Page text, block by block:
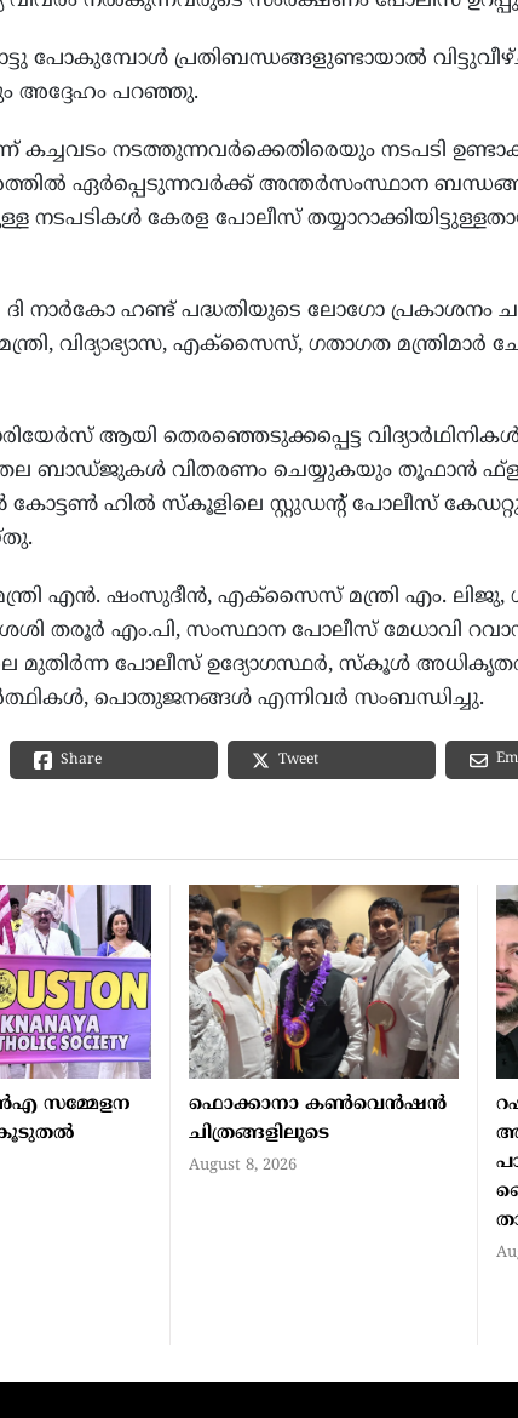
പോകുമ്പോള്‍ പ്രതിബന്ധങ്ങളുണ്ടായാല്‍
അദ്ദേഹം പറഞ്ഞു.
കച്ചവടം നടത്തുന്നവര്‍ക്കെതിരെയും നടപടി
ഏര്‍പ്പെടുന്നവര്‍ക്ക് അന്തര്‍സംസ്ഥാന
നടപടികള്‍ കേരള പോലീസ്
നാര്‍കോ ഹണ്ട് പദ്ധതിയുടെ ലോഗോ പ്രകാശനം
വിദ്യാഭ്യാസ, എക്സൈസ്, ഗതാഗത മന്ത്രിമാര്‍
ആയി തെരഞ്ഞെടുക്കപ്പെട്ട
ബാഡ്ജുകള്‍ വിതരണം ചെയ്യുകയും തൂഫാന്‍
കോട്ടണ്‍ ഹില്‍ സ്കൂളിലെ സ്റ്റുഡന്‍റ് പോലീസ്
എന്‍. ഷംസുദീന്‍, എക്സൈസ് മന്ത്രി എം.
ശശി തരൂര്‍ എം.പി, സംസ്ഥാന പോലീസ് മേധാവി
മുതിര്‍ന്ന പോലീസ് ഉദ്യോഗസ്ഥര്‍, സ്കൂള്‍
പൊതുജനങ്ങള്‍ എന്നിവര്‍ സംബന്ധിച്ചു.
Share Tweet
സമ്മേളന
കൂടുതല്‍
ഫൊക്കാനാ കണ്‍വെന്‍ഷന്‍
ചിത്രങ്ങളിലൂടെ
August 8, 2026